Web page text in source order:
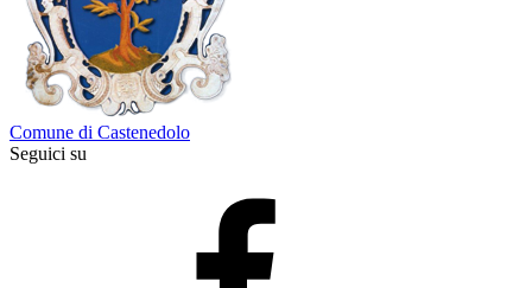
Comune di Castenedolo
Seguici su